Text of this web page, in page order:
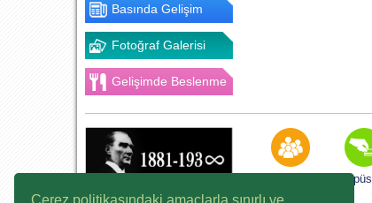
Çerez politikasındaki amaçlarla sınırlı ve
Basında Gelişim
Fotoğraf Galerisi
Gelişimde Beslenme